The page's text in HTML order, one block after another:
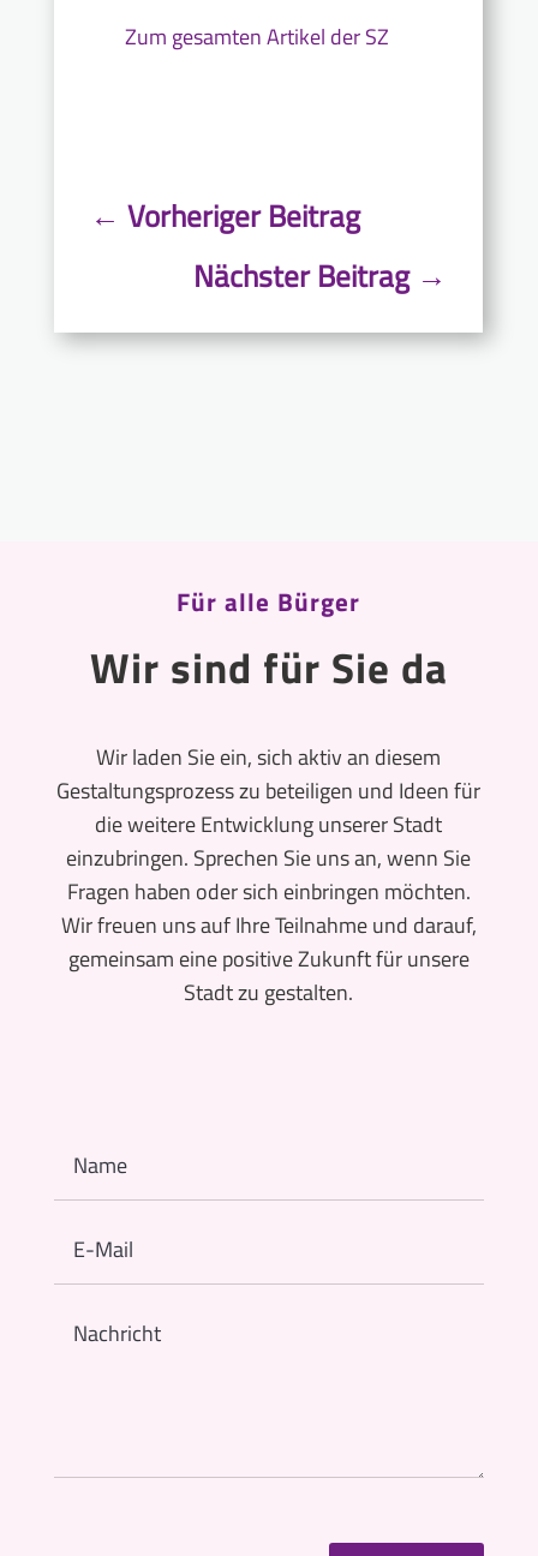
Zum gesamten Artikel der SZ
← Vorheriger Beitrag
Nächster Beitrag→
Für alle Bürger
Wir sind für Sie da
Wir laden Sie ein, sich aktiv an diesem
Gestaltungsprozess zu beteiligen und Ideen für
die weitere Entwicklung unserer Stadt
einzubringen. Sprechen Sie uns an, wenn Sie
Fragen haben oder sich einbringen möchten.
Wir freuen uns auf Ihre Teilnahme und darauf,
gemeinsam eine positive Zukunft für unsere
Stadt zu gestalten.